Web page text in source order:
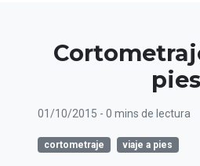
pies
01/10/2015 - 0 mins de lectura
cortometraje viaje a pies